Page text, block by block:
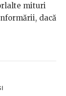
mituri
dacă